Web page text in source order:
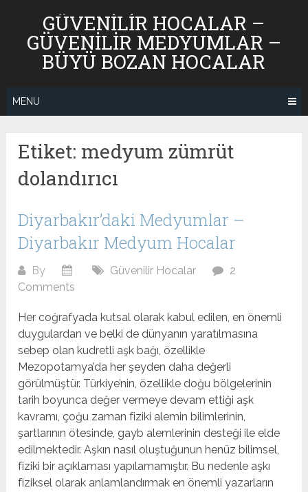
content
GÜVENILIR HOCALAR –
GÜVENILIR MEDYUMLAR –
BÜYÜ BOZAN HOCALAR
MENU
Etiket: medyum zümrüt
dolandırıcı
Diyarbakır’daki Medyumlar –
Diyarbakır Medyum Hocalar
By Güvenilir Hocalar
2
Comments
Her coğrafyada kutsal olarak kabul edilen, en önemli
duygulardan ve belki de dünyanın yaratılmasına
sebep olan kudretli aşk bağı, özellikle
Mezopotamya’da her şeyden daha değerli
görülmüştür. Türkiye’nin, özellikle doğu bölgelerinin
tarih boyunca değer vermeye devam ettiği aşk
kavramı, çoğu zaman fiziki alemin bilimlerinin,
şartlarının ötesinde, gayb alemlerinin desteği ile elde
edilmektedir. Aşkın nasıl oluştuğunun henüz bilimsel,
fiziki bir açıklaması yapılamamıştır. Bu nedenle aşkı
fiziksel olarak anlamlandırmak en önemli yazarların